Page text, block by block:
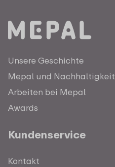
Unsere Geschichte
Mepal und Nachhaltigkeit
Arbeiten bei Mepal
Awards
Kundenservice
Kontakt